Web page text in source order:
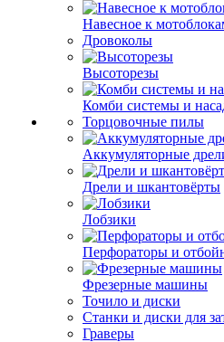
Навесное к
Дровоколы
Высоторезы
Комби системы и
Торцовочные пилы
Аккумуляторные
Дрели и шкантовёрты
Лобзики
Перфораторы и
Фрезерные машины
Точило и диски
Станки и диски для
Граверы